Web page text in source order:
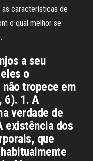
as características de
o qual melhor se
a seu
o
tropece em
6). 1. A
verdade de
existência dos
que